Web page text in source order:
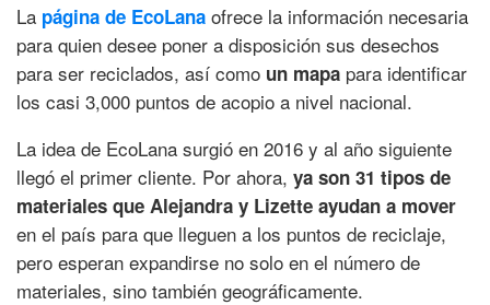
La página de EcoLana ofrece la información necesaria
para quien desee poner a disposición sus desechos
para ser reciclados, así como un mapa para identificar
los casi 3,000 puntos de acopio a nivel nacional.
La idea de EcoLana surgió en 2016 y al año siguiente
llegó el primer cliente. Por ahora, ya son 31 tipos de
materiales que Alejandra y Lizette ayudan a mover
en el país para que lleguen a los puntos de reciclaje,
pero esperan expandirse no solo en el número de
materiales, sino también geográficamente.